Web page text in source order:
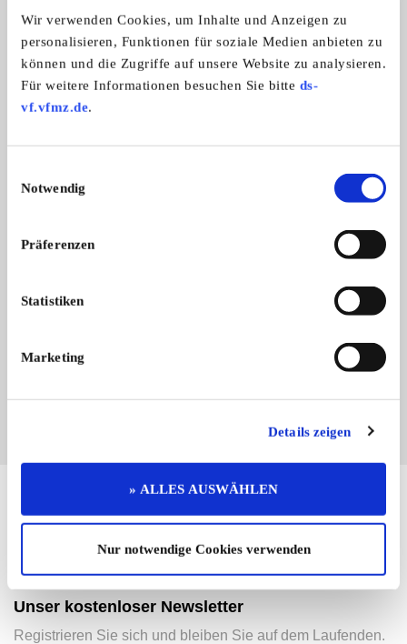
Wir verwenden Cookies, um Inhalte und Anzeigen zu
personalisieren, Funktionen für soziale Medien anbieten zu
können und die Zugriffe auf unsere Website zu analysieren.
Für weitere Informationen besuchen Sie bitte ds-
vf.vfmz.de.
Notwendig
Präferenzen
Statistiken
Marketing
Details zeigen
» ALLES AUSWÄHLEN
Nur notwendige Cookies verwenden
Preis auf Anfrage
Verhandlungsbasis
Privatverkauf
Anzeige merken
Angebot
Hier finden Sie mehr von OLDTIMER MARKT
Folgen Sie uns auf unseren Social-Media-Seiten oder
laden Sie unsere Termine-App herunter:
Unser kostenloser Newsletter
Registrieren Sie sich und bleiben Sie auf dem Laufenden.